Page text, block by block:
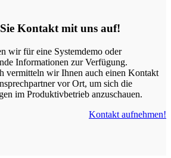
Kontakt mit uns auf!
wir für eine Systemdemo oder
Informationen zur Verfügung.
vermitteln wir Ihnen auch einen Kontakt
vor Ort, um sich die
im Produktivbetrieb anzuschauen.
Kontakt aufnehmen!